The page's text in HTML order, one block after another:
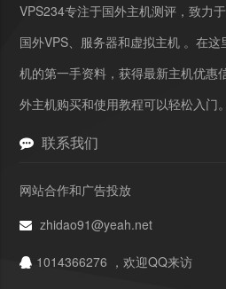
VPS234专注于国外主机测评，致力
国外VPS、服务器和虚拟主机 。在
机的第一手资料，获得最新主机优惠
外主机购买和使用教程可以轻松入门。
联系我们
网站合作和广告投放
zhidao91@yeah.net
1014366276 ，欢迎QQ来访